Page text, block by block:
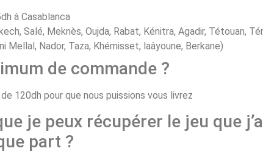
à Casablanca
Salé, Meknès, Oujda, Rabat, Kénitra, Agadir, Tétouan,
Mellal, Nador, Taza, Khémisset, laâyoune, Berkane)
de commande ?
120dh pour que nous puissions vous livrez
je peux récupérer le jeu que
part ?